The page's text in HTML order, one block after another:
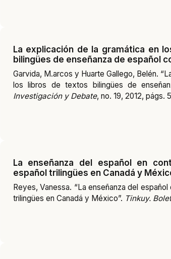
La explicación de la gramática en
bilingües de enseñanza de español
Garvida, M.arcos y Huarte Gallego, Belén.
los libros de textos bilingües de
Investigación y Debate, no. 19, 2012, págs.
La enseñanza del español en
español trilingües en Canadá y
Reyes, Vanessa. “La enseñanza del
trilingües en Canadá y México”. Tinkuy.